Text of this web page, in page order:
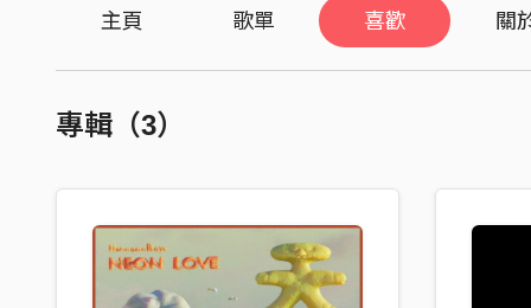
主頁 歌單 喜歡 關
專輯（3）